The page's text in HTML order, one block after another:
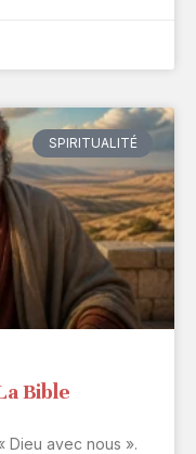
SPIRITUALITÉ
Bible
Dieu avec nous ».